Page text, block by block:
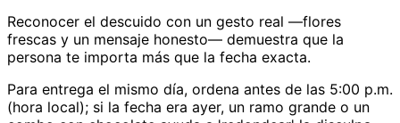
Reconocer el descuido con un gesto real —flores
frescas y un mensaje honesto— demuestra que la
persona te importa más que la fecha exacta.
Para entrega el mismo día, ordena antes de las 5:00 p.m.
(hora local); si la fecha era ayer, un ramo grande o un